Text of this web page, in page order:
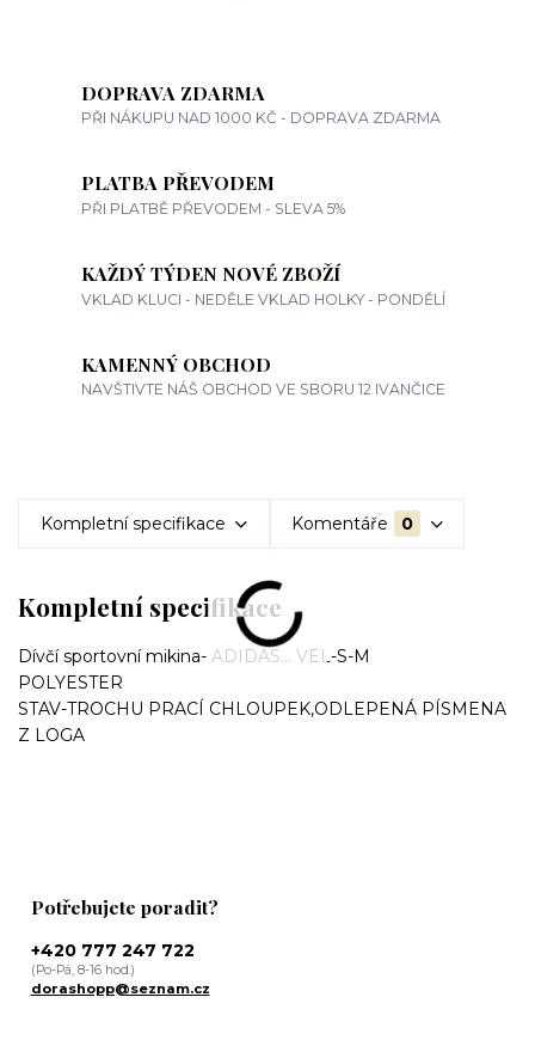
DOPRAVA ZDARMA
PŘI NÁKUPU NAD 1000 KČ - DOPRAVA ZDARMA
PLATBA PŘEVODEM
PŘI PLATBĚ PŘEVODEM - SLEVA 5%
KAŽDÝ TÝDEN NOVÉ ZBOŽÍ
VKLAD KLUCI - NEDĚLE VKLAD HOLKY - PONDĚLÍ
KAMENNÝ OBCHOD
NAVŠTIVTE NÁŠ OBCHOD VE SBORU 12 IVANČICE
Kompletní specifikace Komentáře 0
Kompletní specifikace
Dívčí sportovní mikina- ADIDAS... VEL-S-M
POLYESTER
STAV-TROCHU PRACÍ CHLOUPEK,ODLEPENÁ PÍSMENA
Z LOGA
Potřebujete poradit?
+420 777 247 722
(Po-Pá, 8-16 hod.)
dorashopp@seznam.cz